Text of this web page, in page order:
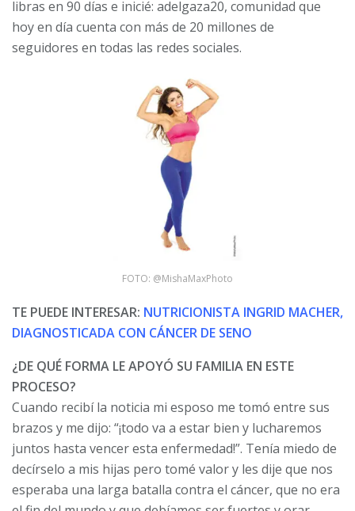
libras en 90 días e inicié: adelgaza20, comunidad que
hoy en día cuenta con más de 20 millones de
seguidores en todas las redes sociales.
FOTO: @MishaMaxPhoto
TE PUEDE INTERESAR: NUTRICIONISTA INGRID MACHER,
DIAGNOSTICADA CON CÁNCER DE SENO
¿DE QUÉ FORMA LE APOYÓ SU FAMILIA EN ESTE
PROCESO?
Cuando recibí la noticia mi esposo me tomó entre sus
brazos y me dijo: “¡todo va a estar bien y lucharemos
juntos hasta vencer esta enfermedad!”. Tenía miedo de
decírselo a mis hijas pero tomé valor y les dije que nos
esperaba una larga batalla contra el cáncer, que no era